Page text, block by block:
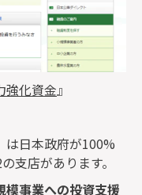
強化資金』
は日本政府が100%
支店があります。
模事業への投資支援